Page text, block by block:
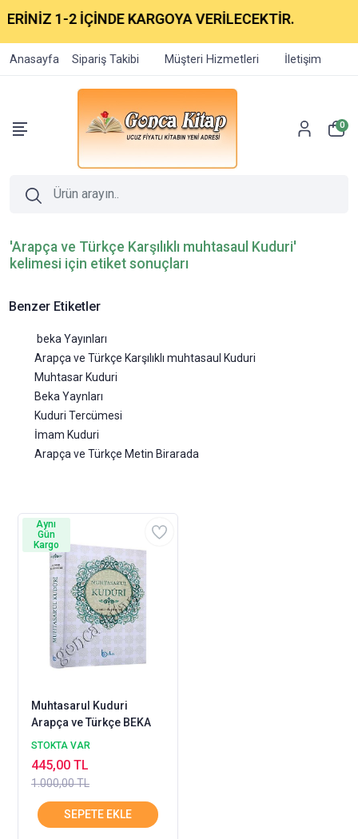
1-2 İÇİNDE KARGOYA VERİLECEKTİR.
Anasayfa Sipariş Takibi Müşteri Hizmetleri İletişim
0
'Arapça ve Türkçe Karşılıklı muhtasaul Kuduri'
kelimesi için etiket sonuçları
Benzer Etiketler
beka Yayınları
Arapça ve Türkçe Karşılıklı muhtasaul Kuduri
Muhtasar Kuduri
Beka Yaynları
Kuduri Tercümesi
İmam Kuduri
Arapça ve Türkçe Metin Birarada
Muhtasarul Kuduri
Arapça ve Türkçe BEKA
STOKTA VAR
1.000,00 TL
445,00 TL
Aynı
Gün
Kargo